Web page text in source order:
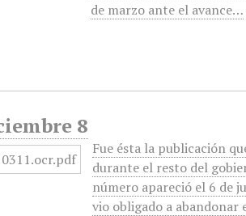
de marzo ante el avance…
8
Fue ésta la publicación
durante el resto del
número apareció el 6 de
vio obligado a abandonar